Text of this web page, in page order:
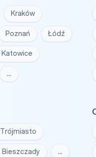
Kraków
Poznań Łódź
Katowice
…
Trójmiasto
Bieszczady …